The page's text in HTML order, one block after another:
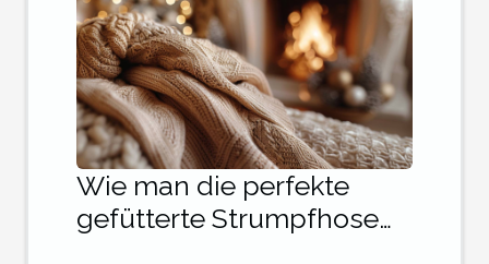
Wie man die perfekte
gefütterte Strumpfhose